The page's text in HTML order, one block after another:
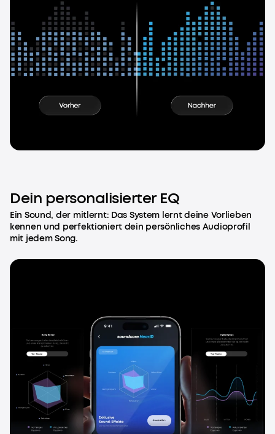
Dein personalisierter EQ
Ein Sound, der mitlernt: Das System lernt deine Vorlieben
kennen und perfektioniert dein persönliches Audioprofil
mit jedem Song.